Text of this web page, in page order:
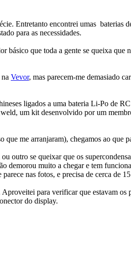
Entretanto encontrei umas baterias
para as necessidades.
básico que toda a gente se queixa que
Vevor, mas parecem-me demasiado
ligados a uma bateria Li-Po de
um kit desenvolvido por um
me arranjaram), chegamos ao que
outro se queixar que os
demorou muito a chegar e tem
nas fotos, e precisa de cerca de
para verificar que estavam os
do display.